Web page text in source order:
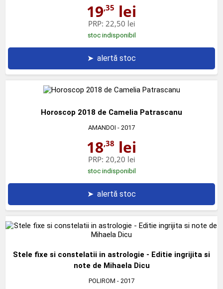
19,35 lei
PRP: 22,50 lei
stoc indisponibil
➤ alertă stoc
Horoscop 2018 de Camelia Patrascanu
AMANDOI - 2017
18,38 lei
PRP: 20,20 lei
stoc indisponibil
➤ alertă stoc
Stele fixe si constelatii in astrologie - Editie ingrijita si
note de Mihaela Dicu
POLIROM - 2017